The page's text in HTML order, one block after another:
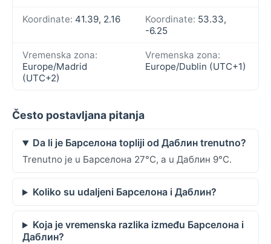
Koordinate: 41.39, 2.16 Koordinate: 53.33,
-6.25
Vremenska zona:
Europe/Madrid
(UTC+2)
Vremenska zona:
Europe/Dublin (UTC+1)
Često postavljana pitanja
Da li je Барселона topliji od Даблин trenutno?
Trenutno je u Барселона 27°C, a u Даблин 9°C.
Koliko su udaljeni Барселона i Даблин?
Koja je vremenska razlika između Барселона i
Даблин?